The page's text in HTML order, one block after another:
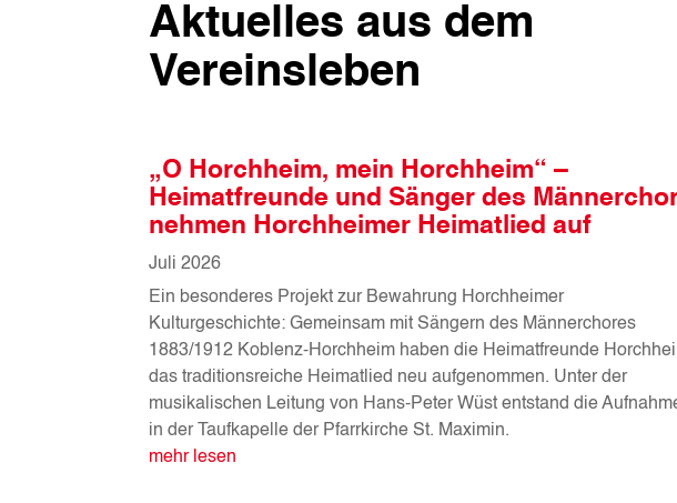
Aktuelles aus dem
Vereinsleben
„O Horchheim, mein Horchheim“ –
Heimatfreunde und Sänger des
nehmen Horchheimer Heimatlied auf
Juli 2026
Ein besonderes Projekt zur Bewahrung Horchheimer
Kulturgeschichte: Gemeinsam mit Sängern des Männerchores
1883/1912 Koblenz-Horchheim haben die Heimatfreunde
das traditionsreiche Heimatlied neu aufgenommen. Unter der
musikalischen Leitung von Hans-Peter Wüst entstand die
in der Taufkapelle der Pfarrkirche St. Maximin.
mehr lesen